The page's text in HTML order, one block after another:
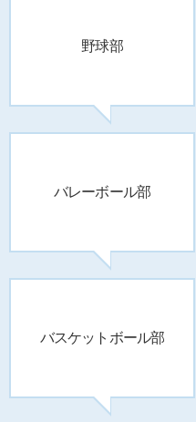
野球部
バレーボール部
バスケットボール部